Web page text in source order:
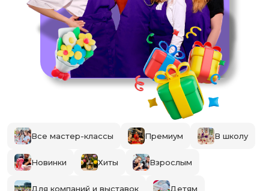
Все мастер-классы Премиум В школу
Новинки Хиты Взрослым
Для компаний и выставок Детям